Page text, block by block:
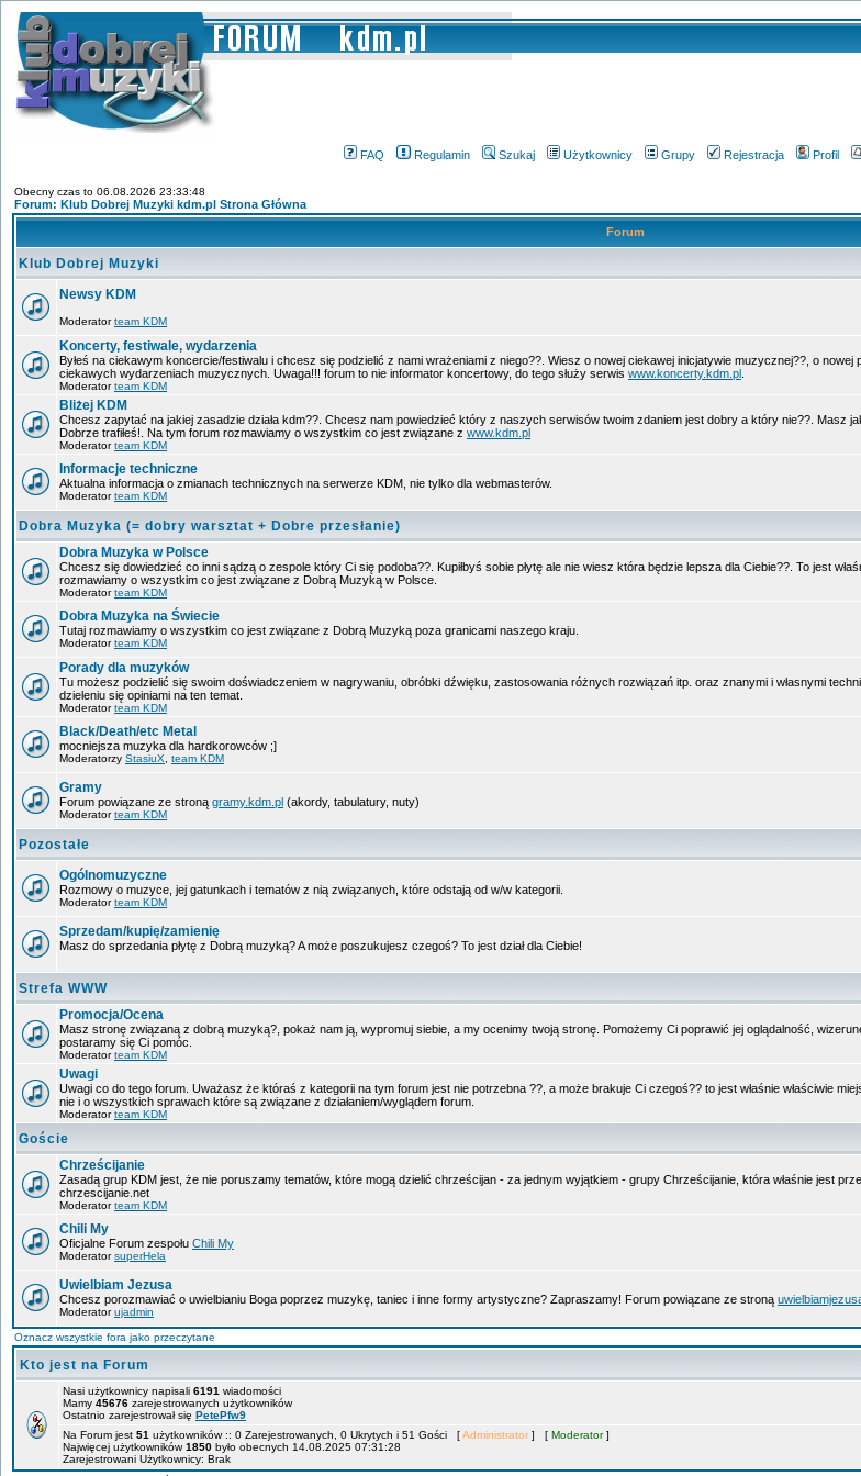
FAQ Regulamin Szukaj Użytkownicy Grupy Rejestracja Profil
Obecny czas to 06.08.2026 23:33:48
Forum: Klub Dobrej Muzyki kdm.pl Strona Główna
Forum
Klub Dobrej Muzyki
Newsy KDM
Moderatorteam KDM
Koncerty, festiwale, wydarzenia
Byłeś na ciekawym koncercie/festiwalu i chcesz się podzielić z nami wrażeniami z niego??. Wiesz o nowej ciekawej inicjatywie muzycznej??, o
ciekawych wydarzeniach muzycznych. Uwaga!!! forum to nie informator koncertowy, do tego służy serwis www.koncerty.kdm.pl
Moderatorteam KDM
Bliżej KDM
Chcesz zapytać na jakiej zasadzie działa kdm??. Chcesz nam powiedzieć który z naszych serwisów twoim zdaniem jest dobry a który nie??. Masz
Dobrze trafiłeś!. Na tym forum rozmawiamy o wszystkim co jest związane z www.kdm.pl
Moderatorteam KDM
Informacje techniczne
Aktualna informacja o zmianach technicznych na serwerze KDM, nie tylko dla webmasterów.
Moderatorteam KDM
Dobra Muzyka (= dobry warsztat + Dobre przesłanie)
Dobra Muzyka w Polsce
Chcesz się dowiedzieć co inni sądzą o zespole który Ci się podoba??. Kupiłbyś sobie płytę ale nie wiesz która będzie lepsza dla Ciebie??. To jest
rozmawiamy o wszystkim co jest związane z Dobrą Muzyką w Polsce.
Moderatorteam KDM
Dobra Muzyka na Świecie
Tutaj rozmawiamy o wszystkim co jest związane z Dobrą Muzyką poza granicami naszego kraju.
Moderatorteam KDM
Porady dla muzyków
Tu możesz podzielić się swoim doświadczeniem w nagrywaniu, obróbki dźwięku, zastosowania różnych rozwiązań itp. oraz znanymi i własnymi
dzieleniu się opiniami na ten temat.
Moderatorteam KDM
Black/Death/etc Metal
mocniejsza muzyka dla hardkorowców ;]
Moderatorzy StasiuX team KDM
Gramy
Forum powiązane ze stroną gramy.kdm.pl (akordy, tabulatury, nuty)
Moderatorteam KDM
Pozostałe
Ogólnomuzyczne
Rozmowy o muzyce, jej gatunkach i tematów z nią związanych, które odstają od w/w kategorii.
Moderatorteam KDM
Sprzedam/kupię/zamienię
Masz do sprzedania płytę z Dobrą muzyką? A może poszukujesz czegoś? To jest dział dla Ciebie!
Strefa WWW
Promocja/Ocena
Masz stronę związaną z dobrą muzyką?, pokaż nam ją, wypromuj siebie, a my ocenimy twoją stronę. Pomożemy Ci poprawić jej oglądalność,
postaramy się Ci pomóc.
Moderatorteam KDM
Uwagi
Uwagi co do tego forum. Uważasz że któraś z kategorii na tym forum jest nie potrzebna ??, a może brakuje Ci czegoś?? to jest właśnie właściwie
nie i o wszystkich sprawach które są związane z działaniem/wyglądem forum.
Moderatorteam KDM
Goście
Chrześcijanie
Zasadą grup KDM jest, że nie poruszamy tematów, które mogą dzielić chrześcijan - za jednym wyjątkiem - grupy Chrześcijanie, która właśnie jest
chrzescijanie.net
Moderatorteam KDM
Chili My
Oficjalne Forum zespołu Chili My
ModeratorsuperHela
Uwielbiam Jezusa
Chcesz porozmawiać o uwielbianiu Boga poprzez muzykę, taniec i inne formy artystyczne? Zapraszamy! Forum powiązane ze stroną
Moderatorujadmin
Oznacz wszystkie fora jako przeczytane
Kto jest na Forum
Nasi użytkownicy napisali 6191 wiadomości
Mamy 45676 zarejestrowanych użytkowników
Ostatnio zarejestrował się PetePfw9
Na Forum jest 51 użytkowników :: 0 Zarejestrowanych, 0 Ukrytych i 51 Gości [Administrator ] [ Moderator]
Najwięcej użytkowników1850 było obecnych 14.08.2025 07:31:28
Zarejestrowani Użytkownicy: Brak